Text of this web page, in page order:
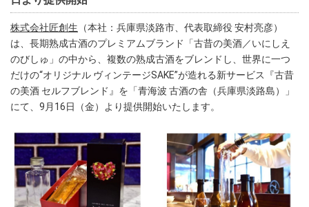
株式会社匠創生 （本社：兵庫県淡路市、代表取締役 安村亮彦）
は、長期熟成古酒のプレミアムブランド「古昔の美酒／いにしえ
のびしゅ」の中から、複数の熟成古酒をブレンドし、世界に一つ
だけの“オリジナル ヴィンテージSAKE”が造れる新サービス『古昔
の美酒 セルフブレンド』を「青海波 古酒の舎（兵庫県淡路島）」
にて、9月16日（金）より提供開始いたします。